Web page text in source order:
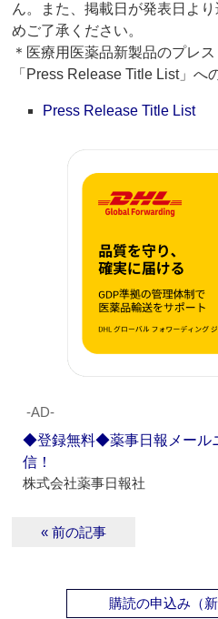
ん。また、掲載日が発表日よ
めご了承ください。
＊医療用医薬品新製品のプレ
「Press Release Title List」へ
Press Release Title List
‐AD‐
◆登録無料◆薬事日報メール
信！
株式会社薬事日報社
« 前の記事
購読の申込み（新